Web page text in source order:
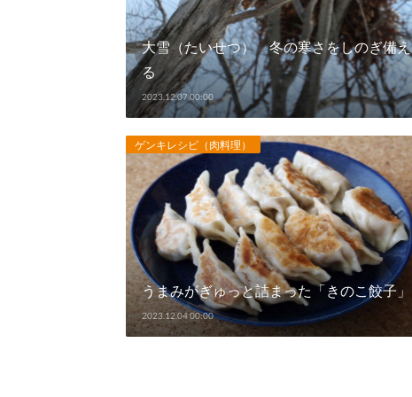
大雪（たいせつ） 冬の寒さをしのぎ備え
る
2023.12.07 00:00
ゲンキレシピ（肉料理）
うまみがぎゅっと詰まった「きのこ餃子」
2023.12.04 00:00